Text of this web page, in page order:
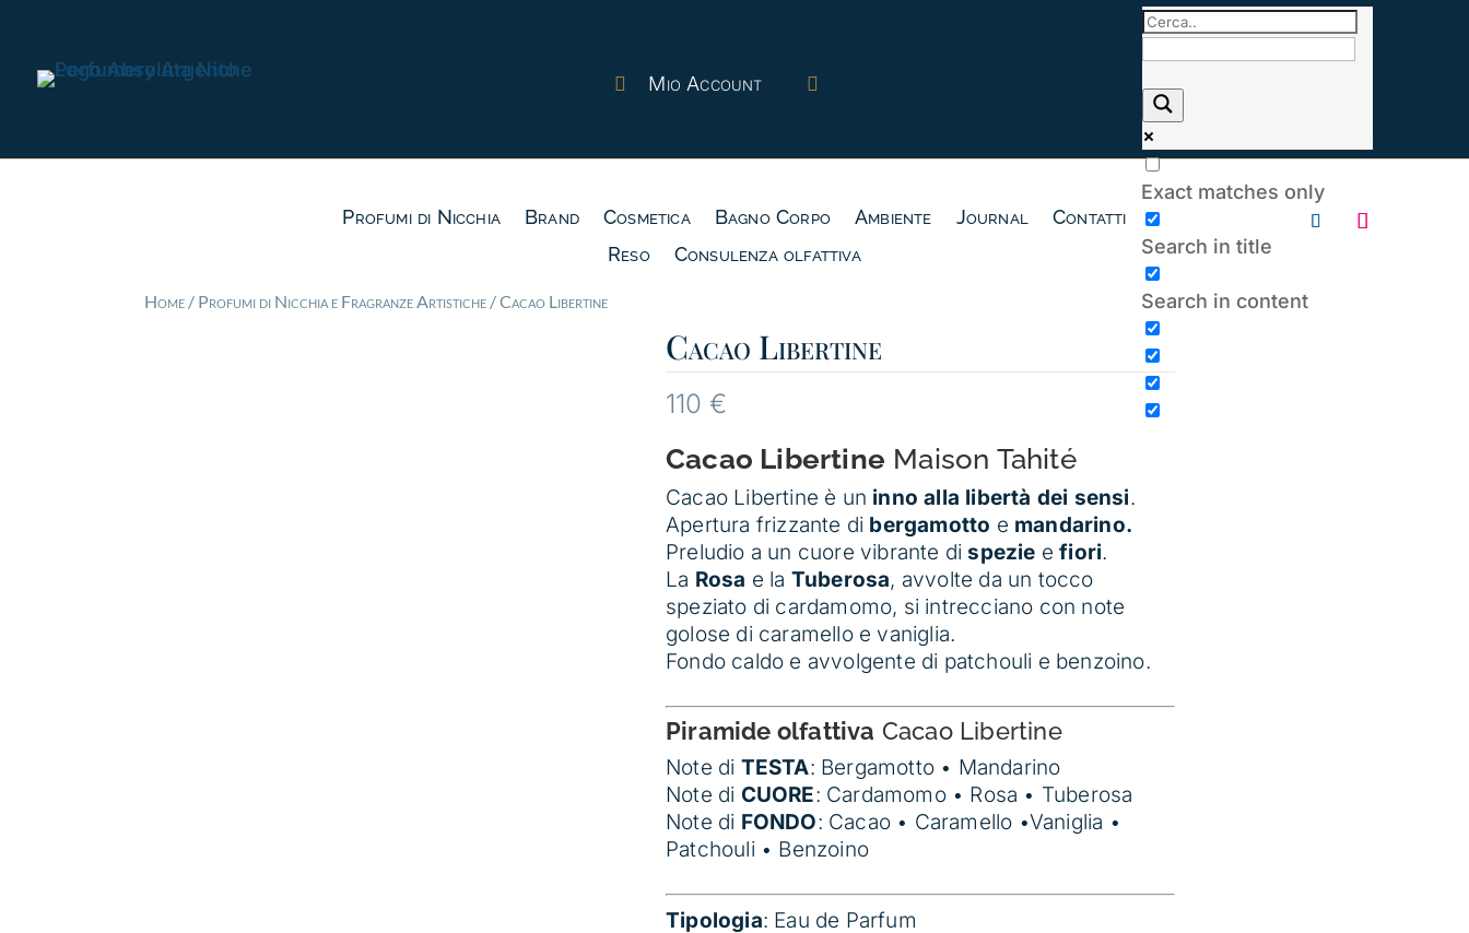
 Mio Account 
Exact matches only
Search in title
Search in content
Profumi di Nicchia Brand Cosmetica Bagno Corpo Ambiente Journal
Contatti
Reso
Consulenza olfattiva
Home / Profumi di Nicchia e Fragranze Artistiche / Cacao Libertine
Cacao Libertine
110 €
Cacao Libertine Maison Tahité
Cacao Libertine è un inno alla libertà dei sensi.
Apertura frizzante di bergamotto e mandarino.
Preludio a un cuore vibrante dispezie efiori.
La Rosa e la Tuberosa, avvolte da un tocco
speziato di cardamomo, si intrecciano con note
golose di caramello e vaniglia.
Fondo caldo e avvolgente di patchouli e benzoino.
Piramide olfattiva Cacao Libertine
Note di TESTA: Bergamotto • Mandarino
Note di CUORE: Cardamomo • Rosa • Tuberosa
Note di FONDO: Cacao • Caramello •Vaniglia •
Patchouli • Benzoino
Tipologia: Eau de Parfum